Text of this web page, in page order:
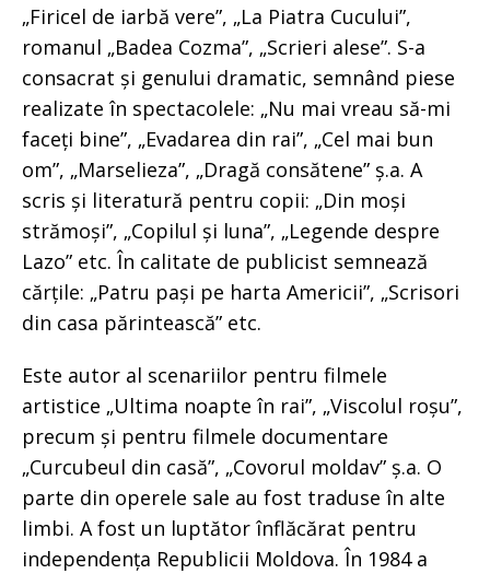
„Firicel de iarbă vere”, „La Piatra Cucului”,
romanul „Badea Cozma”, „Scrieri alese”. S-a
consacrat și genului dramatic, semnând piese
realizate în spectacolele: „Nu mai vreau să-mi
faceți bine”, „Evadarea din rai”, „Cel mai bun
om”, „Marselieza”, „Dragă consătene” ș.a. A
scris și literatură pentru copii: „Din moși
strămoși”, „Copilul și luna”, „Legende despre
Lazo” etc. În calitate de publicist semnează
cărțile: „Patru pași pe harta Americii”, „Scrisori
din casa părintească” etc.
Este autor al scenariilor pentru filmele
artistice „Ultima noapte în rai”, „Viscolul roșu”,
precum și pentru filmele documentare
„Curcubeul din casă”, „Covorul moldav” ș.a. O
parte din operele sale au fost traduse în alte
limbi. A fost un luptător înflăcărat pentru
independența Republicii Moldova. În 1984 a